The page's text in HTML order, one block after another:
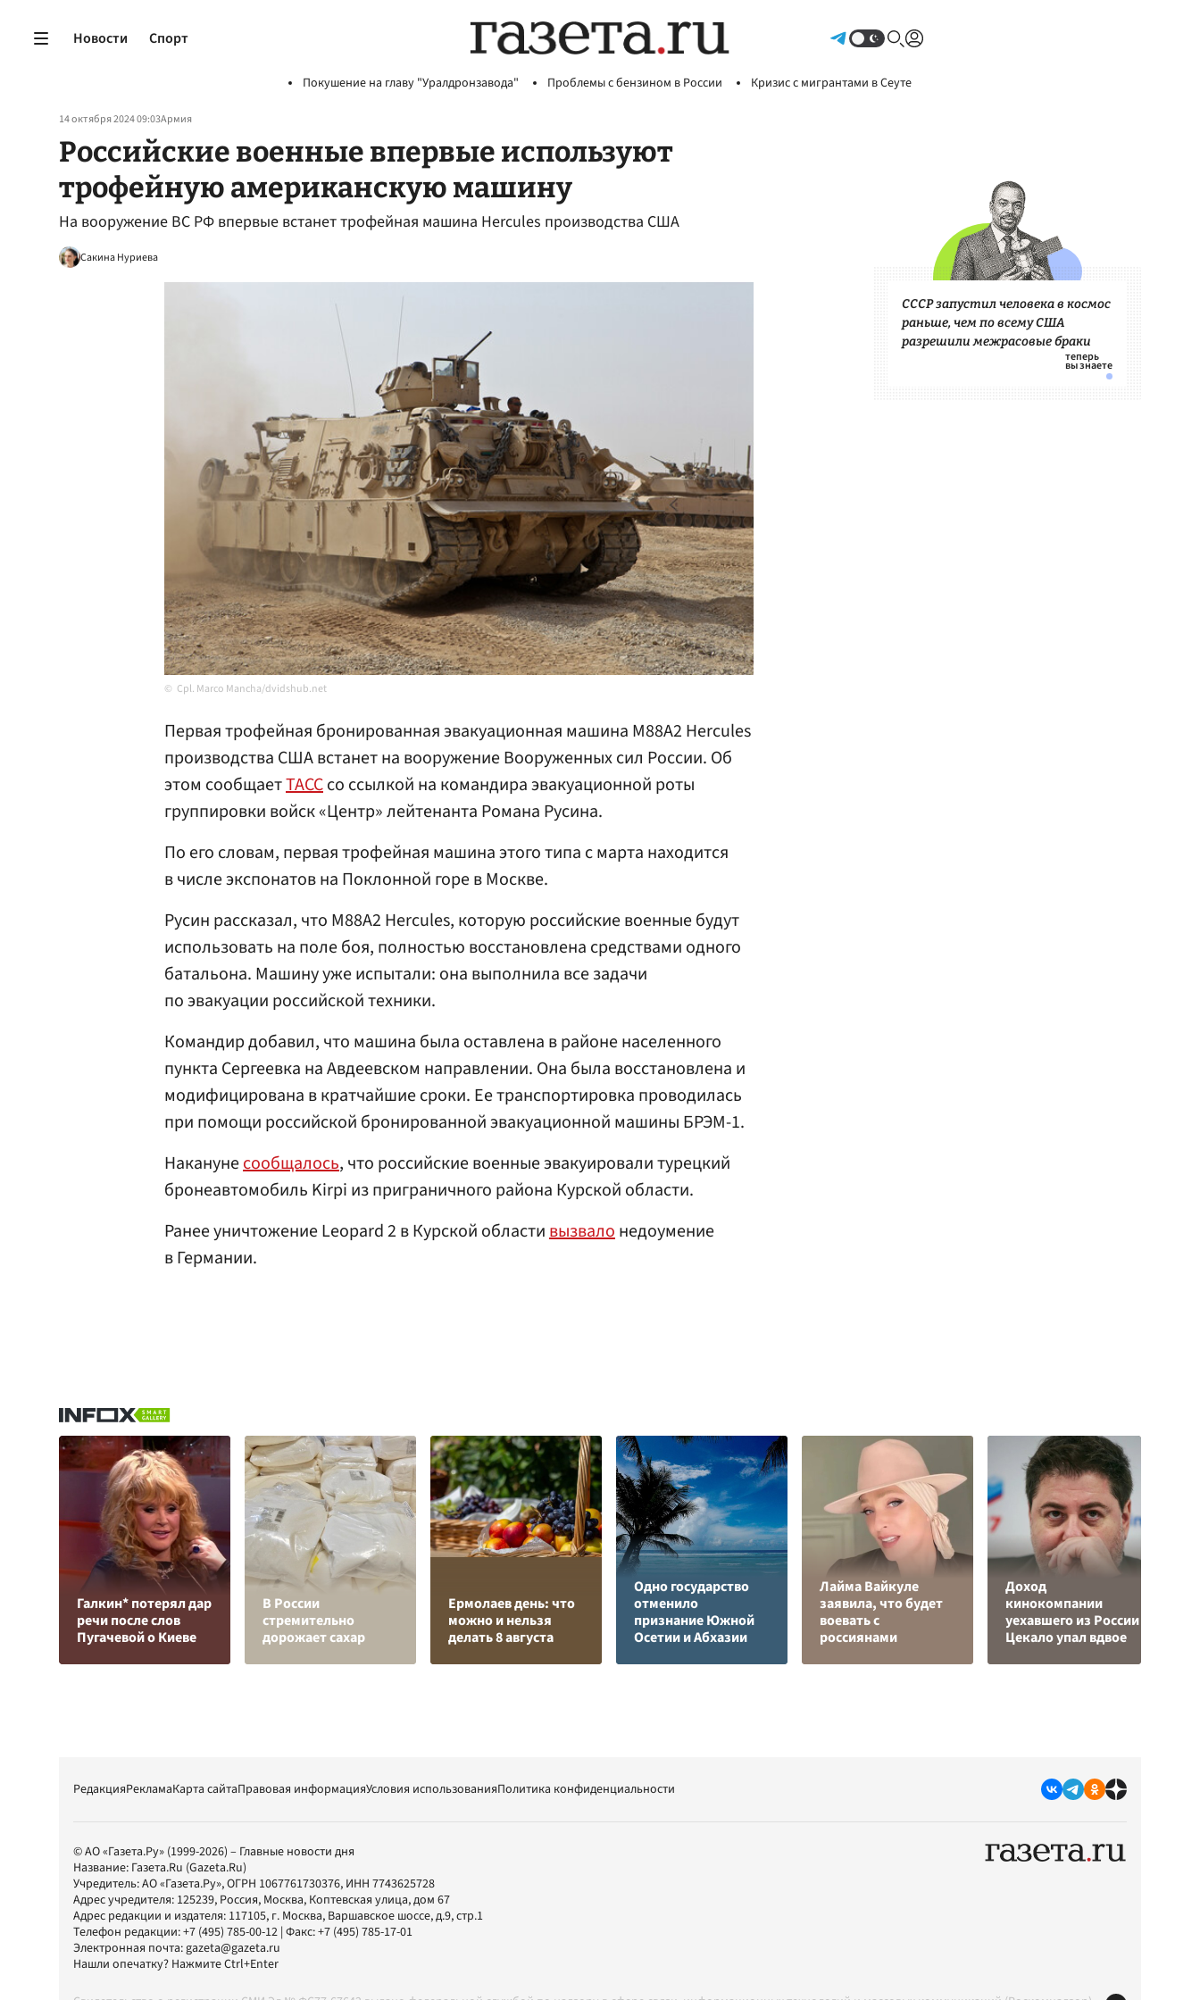
Новости Спорт
Покушение на главу "Уралдронзавода" Проблемы с бензином в России Кризис с мигрантами в Сеуте
14 октября 2024 09:03Армия
Российские военные впервые используют
трофейную американскую машину
На вооружение ВС РФ впервые встанет трофейная машина Hercules производства США
Сакина Нуриева
Cpl. Marco Mancha/dvidshub.net
Первая трофейная бронированная эвакуационная машина М88А2 Hercules
производства США встанет на вооружение Вооруженных сил России. Об
этом сообщаетТАССсо ссылкой на командира эвакуационной роты
группировки войск «Центр» лейтенанта Романа Русина.
По его словам, первая трофейная машина этого типа с марта находится
в числе экспонатов на Поклонной горе в Москве.
Русин рассказал, что М88А2 Hercules, которую российские военные будут
использовать на поле боя, полностью восстановлена средствами одного
батальона. Машину уже испытали: она выполнила все задачи
по эвакуации российской техники.
Командир добавил, что машина была оставлена в районе населенного
пункта Сергеевка на Авдеевском направлении. Она была восстановлена и
модифицирована в кратчайшие сроки. Ее транспортировка проводилась
при помощи российской бронированной эвакуационной машины БРЭМ-1.
Наканунесообщалось, что российские военные эвакуировали турецкий
бронеавтомобиль Kirpi из приграничного района Курской области.
Ранее уничтожение Leopard 2 в Курской областивызвалонедоумение
в Германии.
СССР запустил человека в космос
раньше, чем по всему США
разрешили межрасовые браки
Галкин* потерял дар
речи после слов
Пугачевой о Киеве
В России
стремительно
дорожает сахар
Ермолаев день: что
можно и нельзя
делать 8 августа
Одно государство
отменило
признание Южной
Осетии и Абхазии
Лайма Вайкуле
заявила, что будет
воевать с
россиянами
Доход
кинокомпании
уехавшего из России
Цекало упал вдвое
РедакцияРекламаКарта сайтаПравовая информацияУсловия использованияПолитика конфиденциальности
© АО «Газета.Ру» (1999-2026) – Главные новости дня
Название: Газета.Ru (Gazeta.Ru)
Учредитель:АО «Газета.Ру», ОГРН 1067761730376, ИНН 7743625728
Адрес учредителя: 125239, Россия, Москва, Коптевская улица, дом 67
Адрес редакции и издателя: 117105, г. Москва, Варшавское шоссе, д.9, стр.1
Телефон редакции:+7 (495) 785-00-12 | Факс:+7 (495) 785-17-01
Электронная почта:gazeta@gazeta.ru
Нашли опечатку? Нажмите Ctrl+Enter